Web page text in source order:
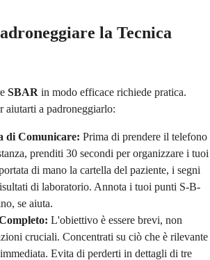
la Tecnica
SBAR in modo efficace richiede pratica.
aiutarti a padroneggiarlo:
di Comunicare: Prima di prendere il telefono
prenditi 30 secondi per organizzare i tuoi
di mano la cartella del paziente, i segni
di laboratorio. Annota i tuoi punti S-B-
se aiuta.
L'obiettivo è essere brevi, non
cruciali. Concentrati su ciò che è rilevante
Evita di perderti in dettagli di tre